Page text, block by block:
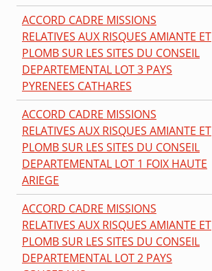
ACCORD CADRE MISSIONS
RELATIVES AUX RISQUES AMIANTE ET
PLOMB SUR LES SITES DU CONSEIL
DEPARTEMENTAL LOT 3 PAYS
PYRENEES CATHARES
ACCORD CADRE MISSIONS
RELATIVES AUX RISQUES AMIANTE ET
PLOMB SUR LES SITES DU CONSEIL
DEPARTEMENTAL LOT 1 FOIX HAUTE
ARIEGE
ACCORD CADRE MISSIONS
RELATIVES AUX RISQUES AMIANTE ET
PLOMB SUR LES SITES DU CONSEIL
DEPARTEMENTAL LOT 2 PAYS